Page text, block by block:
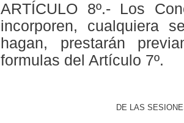
ARTÍCULO 8º.- Los
incorporen, cualquiera
hagan, prestarán
formulas del Artículo 7º.
DE LAS